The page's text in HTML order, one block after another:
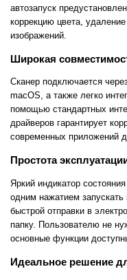
автозапуск
коррекцию цвета,
изображений.
Широкая
Сканер подключается
macOS, а также легко
помощью стандартных
драйверов гарантирует
современных приложений
Простота
Яркий индикатор
одним нажатием запускать
быстрой отправки в
папку. Пользователю не
основные функции
Идеальное решение